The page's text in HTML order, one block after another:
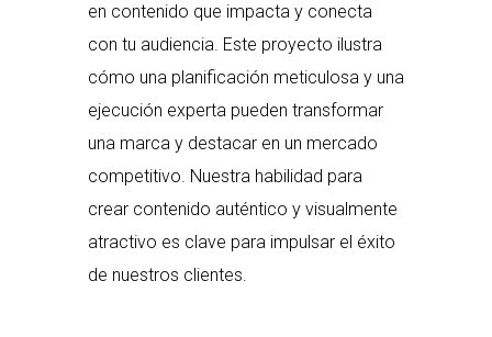
en contenido que impacta y conecta
con tu audiencia. Este proyecto ilustra
cómo una planificación meticulosa y una
ejecución experta pueden transformar
una marca y destacar en un mercado
competitivo. Nuestra habilidad para
crear contenido auténtico y visualmente
atractivo es clave para impulsar el éxito
de nuestros clientes.